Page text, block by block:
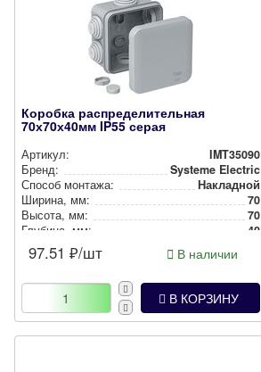
Коробка распределительная
70х70х40мм IP55 серая
Артикул:
IMT35090
Бренд:
Systeme Electric
Способ монтажа:
Накладной
Ширина, мм:
70
Высота, мм:
70
Глубина, мм:
40
Степень защиты:
97.51 ₽/шт В наличии
В КОРЗИНУ